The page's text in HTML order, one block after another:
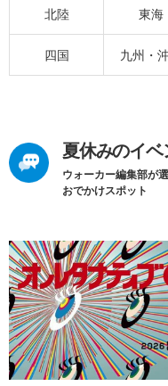
北陸 東海
四国 九州・
夏休みのイ
ウォーカー編集部が
おでかけスポット